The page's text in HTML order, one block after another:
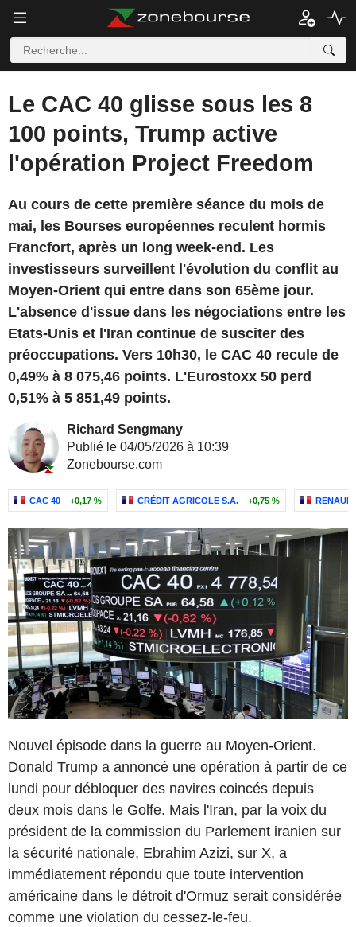
Le CAC 40 glisse sous les 8
100 points, Trump active
l'opération Project Freedom
Au cours de cette première séance du mois de
mai, les Bourses européennes reculent hormis
Francfort, après un long week-end. Les
investisseurs surveillent l'évolution du conflit au
Moyen-Orient qui entre dans son 65ème jour.
L'absence d'issue dans les négociations entre les
Etats-Unis et l'Iran continue de susciter des
préoccupations. Vers 10h30, le CAC 40 recule de
0,49% à 8 075,46 points. L'Eurostoxx 50 perd
0,51% à 5 851,49 points.
Richard Sengmany
Publié le 04/05/2026 à 10:39
Zonebourse.com
CAC 40 +0,17 % CRÉDIT AGRICOLE S.A. +0,75 % RENAULT
Nouvel épisode dans la guerre au Moyen-Orient.
Donald Trump a annoncé une opération à partir de ce
lundi pour débloquer des navires coincés depuis
deux mois dans le Golfe. Mais l'Iran, par la voix du
président de la commission du Parlement iranien sur
la sécurité nationale, Ebrahim Azizi, sur X, a
immédiatement répondu que toute intervention
américaine dans le détroit d'Ormuz serait considérée
comme une violation du cessez-le-feu.